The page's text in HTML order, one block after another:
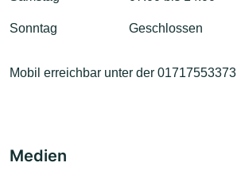
Sonntag Geschlossen
Mobil erreichbar unter der 01717553373
Medien